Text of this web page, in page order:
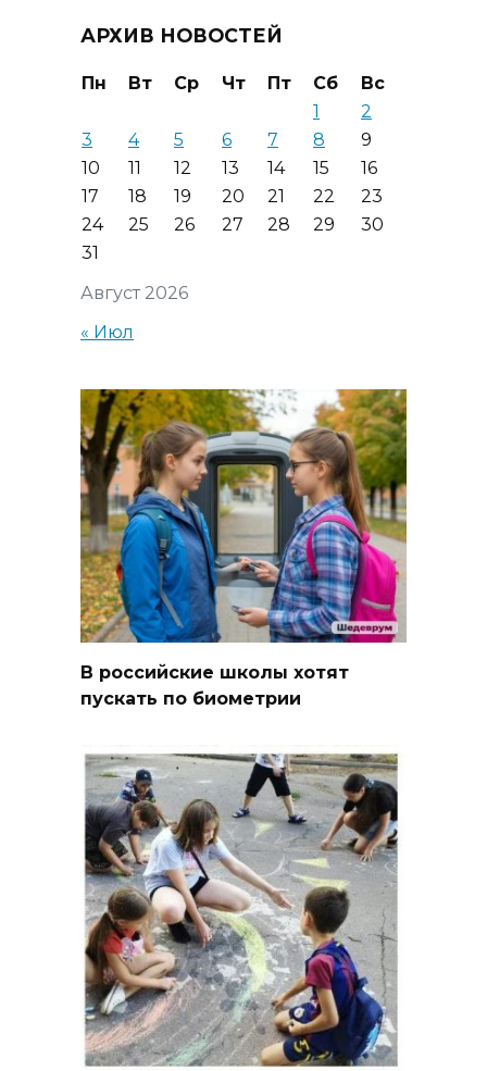
АРХИВ НОВОСТЕЙ
Август 2026
Пн Вт Ср Чт Пт Сб
Вс
1
2
3
4 5 6 7 8
9
10
11 12 13 14 15
16
17
18 19 20 21 22
23
24
25 26 27 28 29
30
31
« Июл
В российские школы хотят
пускать по биометрии